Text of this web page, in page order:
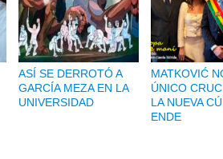
ASÍ SE DERROTÓ A
GARCÍA MEZA EN LA
UNIVERSIDAD
MATKOVIĆ
ÚNICO
LA NUEVA
ENDE